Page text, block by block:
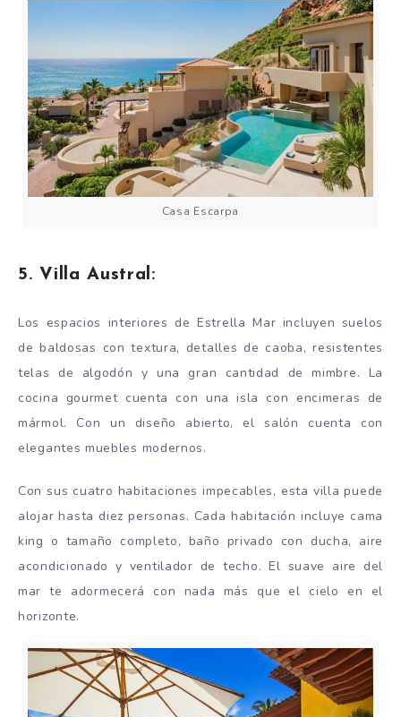
Casa Escarpa
5. Villa Austral:
Los espacios interiores de Estrella Mar incluyen suelos
de baldosas con textura, detalles de caoba, resistentes
telas de algodón y una gran cantidad de mimbre. La
cocina gourmet cuenta con una isla con encimeras de
mármol. Con un diseño abierto, el salón cuenta con
elegantes muebles modernos.
Con sus cuatro habitaciones impecables, esta villa puede
alojar hasta diez personas. Cada habitación incluye cama
king o tamaño completo, baño privado con ducha, aire
acondicionado y ventilador de techo. El suave aire del
mar te adormecerá con nada más que el cielo en el
horizonte.